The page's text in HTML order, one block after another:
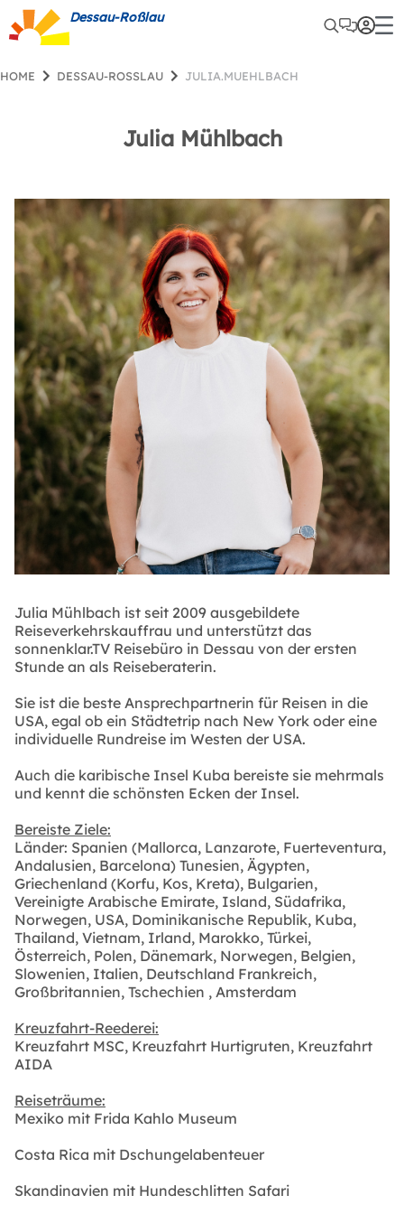
Dessau-Roßlau
HOME DESSAU-ROSSLAU JULIA.MUEHLBACH
Julia Mühlbach
Julia Mühlbach ist seit 2009 ausgebildete
Reiseverkehrskauffrau und unterstützt das
sonnenklar.TV Reisebüro in Dessau von der ersten
Stunde an als Reiseberaterin.
Sie ist die beste Ansprechpartnerin für Reisen in die
USA, egal ob ein Städtetrip nach New York oder eine
individuelle Rundreise im Westen der USA.
Auch die karibische Insel Kuba bereiste sie mehrmals
und kennt die schönsten Ecken der Insel.
Bereiste Ziele:
Länder: Spanien (Mallorca, Lanzarote, Fuerteventura,
Andalusien, Barcelona) Tunesien, Ägypten,
Griechenland (Korfu, Kos, Kreta), Bulgarien,
Vereinigte Arabische Emirate, Island, Südafrika,
Norwegen, USA, Dominikanische Republik, Kuba,
Thailand, Vietnam, Irland, Marokko, Türkei,
Österreich, Polen, Dänemark, Norwegen, Belgien,
Slowenien, Italien, Deutschland Frankreich,
Großbritannien, Tschechien , Amsterdam
Kreuzfahrt-Reederei:
Kreuzfahrt MSC, Kreuzfahrt Hurtigruten, Kreuzfahrt
AIDA
Reiseträume:
Mexiko mit Frida Kahlo Museum
Costa Rica mit Dschungelabenteuer
Skandinavien mit Hundeschlitten Safari